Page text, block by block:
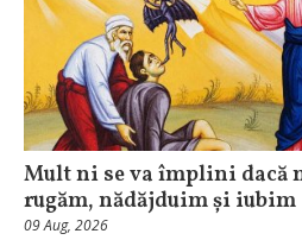
Mult ni se va împlini dacă
rugăm, nădăjduim și iubim
09 Aug, 2026